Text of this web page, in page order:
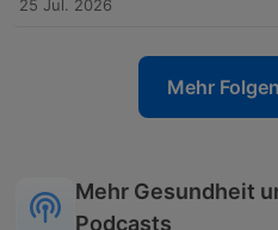
25 Jul. 2026
Mehr
Mehr Gesundheit
Podcasts